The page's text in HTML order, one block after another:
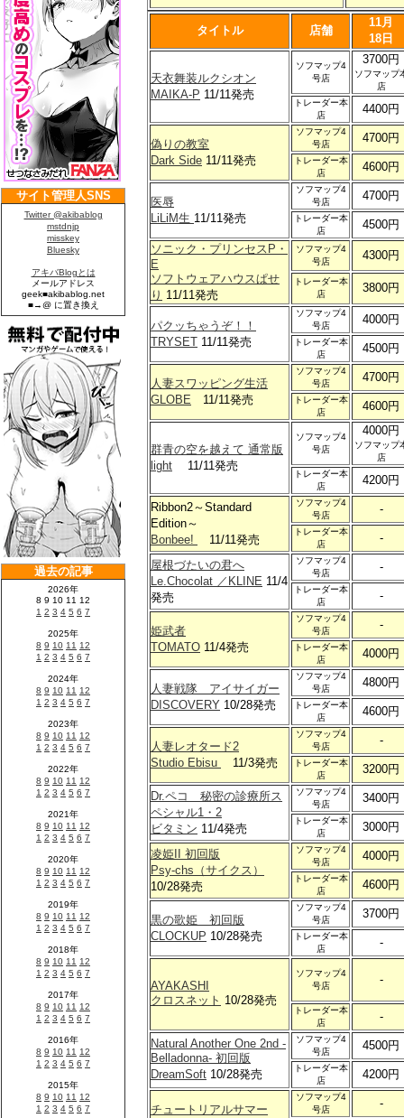
タイトル 店舗
11月
18日
天衣舞装ルクシオン
MAIKA-P 11/11発売
ソフマップ4
号店
3700円
ソフマップ
店
トレーダー本
店
4400円
偽りの教室
Dark Side 11/11発売
ソフマップ4
号店
4700円
トレーダー本
店
4600円
医辱
LiLiM生 11/11発売
ソフマップ4
号店
4700円
トレーダー本
店
4500円
ソニック・プリンセスP・
E
ソフトウェアハウスぱせ
り 11/11発売
ソフマップ4
号店
4300円
トレーダー本
店
3800円
パクッちゃうぞ！！
TRYSET 11/11発売
ソフマップ4
号店
4000円
トレーダー本
店
4500円
人妻スワッピング生活
GLOBE 11/11発売
ソフマップ4
号店
4700円
トレーダー本
店
4600円
群青の空を越えて 通常版
light 11/11発売
ソフマップ4
号店
4000円
ソフマップ
店
トレーダー本
店
4200円
Ribbon2～Standard
Edition～
Bonbee!
11/11発売
ソフマップ4
号店
-
トレーダー本
店
-
屋根づたいの君へ
Le.Chocolat ／KLINE 11/4
発売
ソフマップ4
号店
-
トレーダー本
店
-
姫武者
TOMATO 11/4発売
ソフマップ4
号店
-
トレーダー本
店
4000円
人妻戦隊 アイサイガー
DISCOVERY 10/28発売
ソフマップ4
号店
4800円
トレーダー本
店
4600円
人妻レオタード2
Studio Ebisu
11/3発売
ソフマップ4
号店
-
トレーダー本
店
3200円
Dr.ペコ 秘密の診療所ス
ペシャル1・2
ビタミン 11/4発売
ソフマップ4
号店
3400円
トレーダー本
店
3000円
凌姫II 初回版
Psy-chs（サイクス）
10/28発売
ソフマップ4
号店
4000円
トレーダー本
店
4600円
黒の歌姫 初回版
CLOCKUP 10/28発売
ソフマップ4
号店
3700円
トレーダー本
店
-
AYAKASHI
クロスネット 10/28発売
ソフマップ4
号店
-
トレーダー本
店
-
Natural Another One 2nd -
Belladonna- 初回版
DreamSoft 10/28発売
ソフマップ4
号店
4500円
トレーダー本
店
4200円
チュートリアルサマー
ソフマップ4
号店
-